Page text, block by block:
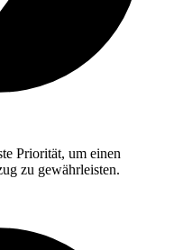
Priorität, um einen
zu gewährleisten.